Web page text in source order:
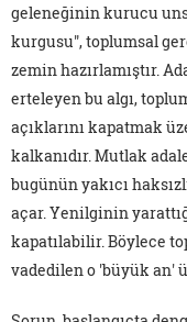
geleneğinin kurucu
kurgusu", toplumsal
zemin hazırlamıştır.
erteleyen bu algı,
açıklarını kapatmak
kalkanıdır. Mutlak
bugünün yakıcı
açar. Yenilginin
kapatılabilir. Böylece
vadedilen o 'büyük an'